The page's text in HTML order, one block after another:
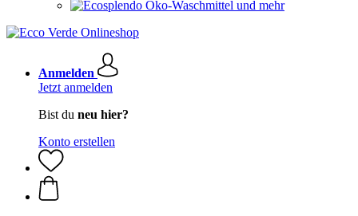
Öko-Waschmittel und mehr
Anmelden
Jetzt anmelden
Bist du neu hier?
Konto erstellen